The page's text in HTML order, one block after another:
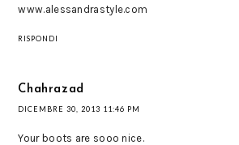
www.alessandrastyle.com
RISPONDI
Chahrazad
DICEMBRE 30, 2013 11:46 PM
Your boots are sooo nice.